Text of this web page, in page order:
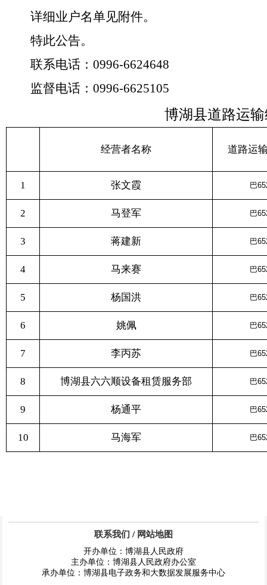
详细业户名单见附件。
特此公告。
联系电话：0996-6624648
监督电话：0996-6625105
博湖县道路运
经营者名称 道路运
1 张文霞 巴
2 马登军 巴
3 蒋建新 巴
4 马来赛 巴
5 杨国洪 巴
6 姚佩 巴
7 李丙苏 巴
8 博湖县六六顺设备租赁服务部 巴
9 杨通平 巴
10 马海军 巴
联系我们 / 网站地图
开办单位：博湖县人民政府
主办单位：博湖县人民政府办公室
承办单位：博湖县电子政务和大数据发展服务中心